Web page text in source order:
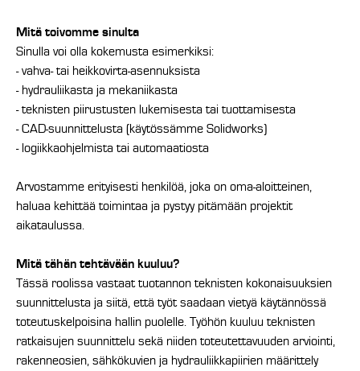
Mitä toivomme sinulta
Sinulla voi olla kokemusta esimerkiksi:
- vahva- tai heikkovirta-asennuksista
- hydrauliikasta ja mekaniikasta
- teknisten piirustusten lukemisesta tai tuottamisesta
- CAD-suunnittelusta (käytössämme Solidworks)
- logiikkaohjelmista tai automaatiosta
Arvostamme erityisesti henkilöä, joka on oma-aloitteinen,
haluaa kehittää toimintaa ja pystyy pitämään projektit
aikataulussa.
Mitä tähän tehtävään kuuluu?
Tässä roolissa vastaat tuotannon teknisten kokonaisuuksien
suunnittelusta ja siitä, että työt saadaan vietyä käytännössä
toteutuskelpoisina hallin puolelle. Työhön kuuluu teknisten
ratkaisujen suunnittelu sekä niiden toteutettavuuden arviointi,
rakenneosien, sähkökuvien ja hydrauliikkapiirien määrittely